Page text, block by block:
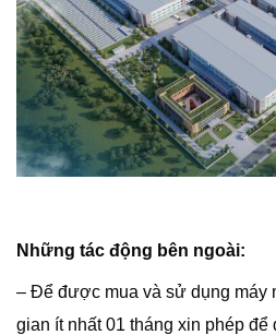
Những tác động bên ngoài:
– Để được mua và sử dụng máy
gian ít nhất 01 tháng xin phép